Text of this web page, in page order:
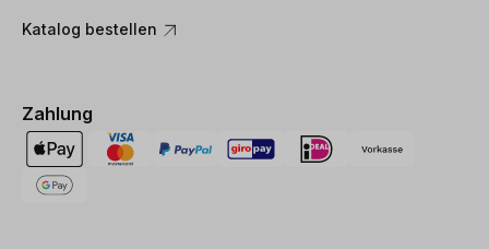
Katalog bestellen
Zahlung